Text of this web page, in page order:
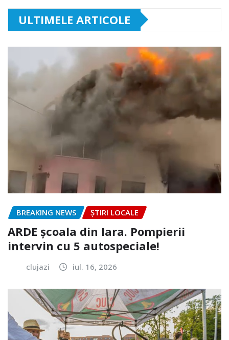
ULTIMELE ARTICOLE
BREAKING NEWS ȘTIRI LOCALE
ARDE școala din Iara. Pompierii
intervin cu 5 autospeciale!
clujazi iul. 16, 2026